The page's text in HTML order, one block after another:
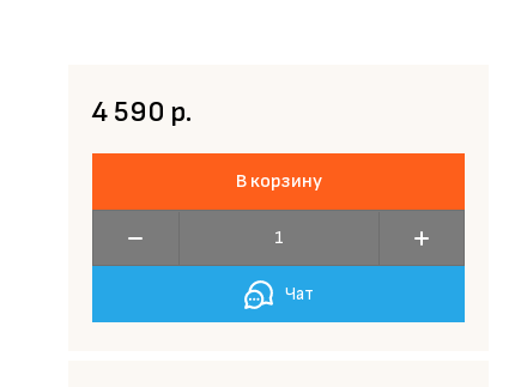
4 590 р.
В корзину
Чат